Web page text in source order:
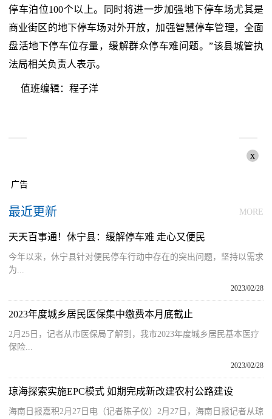
停车泊位100个以上。同时将进一步加强地下停车场尤其是
商业街区的地下停车场对外开放，加强智慧停车管理，全面
盘活地下停车位存量，缓解群众停车难问题。”该县城管执
法局相关负责人表示。
值班编辑：程子洋
x
广告
最近更新 MORE
天天百事通！休宁县：缓解停车难 走心又便民
今年以来，休宁县针对便民停车行动中存在的突出问题，坚持以需求
为...
2023/02/28
2023年度城乡居民医保集中缴费本月底截止
2月25日，记者从市医保局了解到，我市2023年度城乡居民基本医疗
保险...
2023/02/28
琼海探索实施EPC模式 如期完成新改建农村公路建设
海南日报嘉积2月27日电（记者陈子仪）2月27日，海南日报记者从琼